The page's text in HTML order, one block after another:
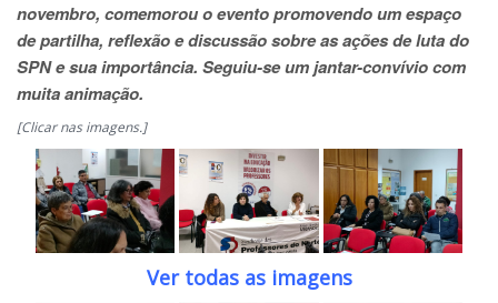
novembro, comemorou o evento promovendo um espaço
de partilha, reflexão e discussão sobre as ações de luta do
SPN e sua importância. Seguiu-se um jantar-convívio com
muita animação.
[Clicar nas imagens.]
Ver todas as imagens